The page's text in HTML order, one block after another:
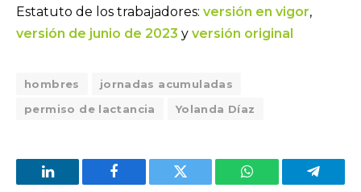
Estatuto de los trabajadores: versión en vigor,
versión de junio de 2023 y versión original
hombres
jornadas acumuladas
permiso de lactancia
Yolanda Díaz
LinkedIn Facebook Twitter WhatsApp